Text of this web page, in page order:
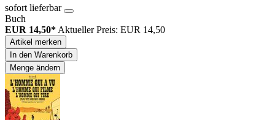
sofort lieferbar
Buch
EUR 14,50* Aktueller Preis: EUR 14,50
Artikel merken
In den Warenkorb
Menge ändern